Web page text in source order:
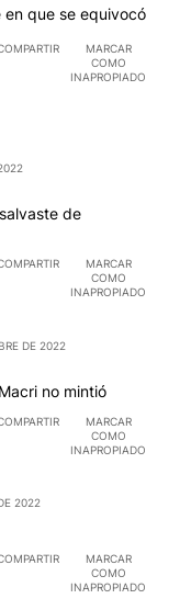
que se equivocó
MARCAR
COMO
INAPROPIADO
de
MARCAR
COMO
INAPROPIADO
DE 2022
no mintió
MARCAR
COMO
INAPROPIADO
2022
MARCAR
COMO
INAPROPIADO